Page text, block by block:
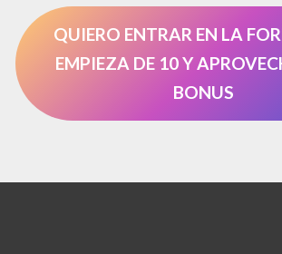
QUIERO ENTRAR EN LA
EMPIEZA DE 10 Y
BONUS